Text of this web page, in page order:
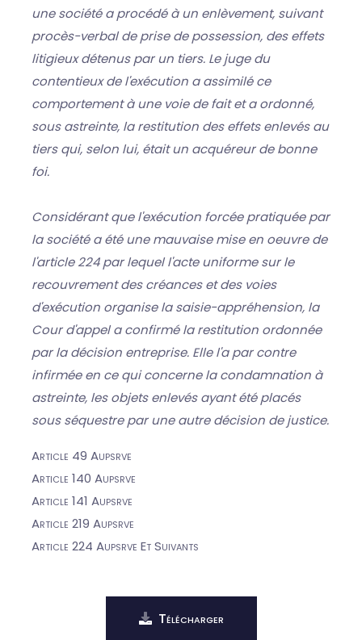
une société a procédé à un enlèvement, suivant
procès-verbal de prise de possession, des effets
litigieux détenus par un tiers. Le juge du
contentieux de l'exécution a assimilé ce
comportement à une voie de fait et a ordonné,
sous astreinte, la restitution des effets enlevés au
tiers qui, selon lui, était un acquéreur de bonne
foi.
Considérant que l'exécution forcée pratiquée par
la société a été une mauvaise mise en oeuvre de
l'article 224 par lequel l'acte uniforme sur le
recouvrement des créances et des voies
d'exécution organise la saisie-appréhension, la
Cour d'appel a confirmé la restitution ordonnée
par la décision entreprise. Elle l'a par contre
infirmée en ce qui concerne la condamnation à
astreinte, les objets enlevés ayant été placés
sous séquestre par une autre décision de justice.
Article 49 Aupsrve
Article 140 Aupsrve
Article 141 Aupsrve
Article 219 Aupsrve
Article 224 Aupsrve Et Suivants
Télécharger